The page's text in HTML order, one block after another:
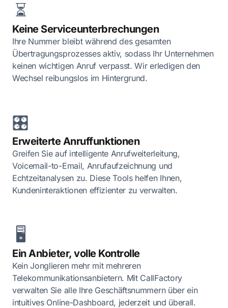
⏳
Keine Serviceunterbrechungen
Ihre Nummer bleibt während des gesamten
Übertragungsprozesses aktiv, sodass Ihr Unternehmen
keinen wichtigen Anruf verpasst. Wir erledigen den
Wechsel reibungslos im Hintergrund.
🎛️
Erweiterte Anruffunktionen
Greifen Sie auf intelligente Anrufweiterleitung,
Voicemail-to-Email, Anrufaufzeichnung und
Echtzeitanalysen zu. Diese Tools helfen Ihnen,
Kundeninteraktionen effizienter zu verwalten.
🖥️
Ein Anbieter, volle Kontrolle
Kein Jonglieren mehr mit mehreren
Telekommunikationsanbietern. Mit CallFactory
verwalten Sie alle Ihre Geschäftsnummern über ein
intuitives Online-Dashboard, jederzeit und überall.